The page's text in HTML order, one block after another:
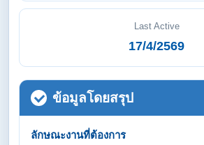
Last Active
17/4/2569
ข้อมูลโดยสรุป
ลักษณะงานที่ต้องการ